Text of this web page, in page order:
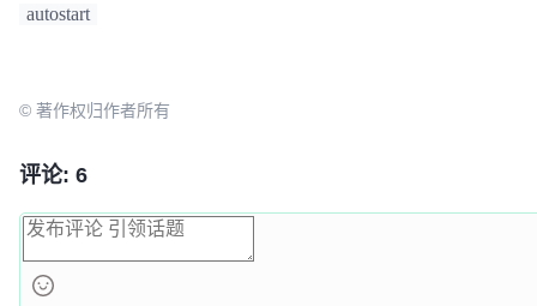
autostart
© 著作权归作者所有
评论: 6